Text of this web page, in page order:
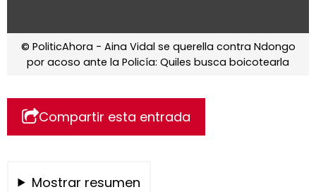
© PoliticAhora - Aina Vidal se querella contra Ndongo
por acoso ante la Policía: Quiles busca boicotearla
Compartir esta entrada
Mostrar resumen